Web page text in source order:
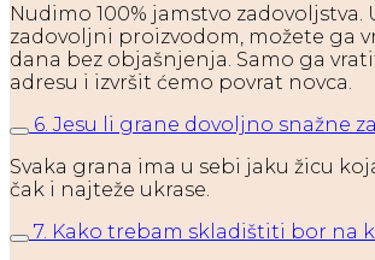
Nudimo 100% jamstvo
zadovoljni proizvodom, možete ga
dana bez objašnjenja. Samo ga
adresu i izvršit ćemo povrat novca.
6. Jesu li grane dovoljno snažne
Svaka grana ima u sebi jaku žicu
čak i najteže ukrase.
7. Kako trebam skladištiti bor na